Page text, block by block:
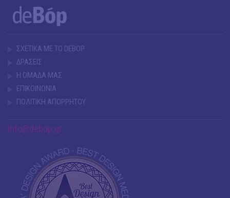
ΣΧΕΤΙΚΑ ΜΕ ΤΟ DEBOP
ΔΡΑΣΕΙΣ
Η ΟΜΑΔΑ ΜΑΣ
ΕΠΙΚΟΙΝΩΝΙΑ
ΠΟΛΙΤΙΚΗ ΑΠΟΡΡΗΤΟΥ
info@debop.gr